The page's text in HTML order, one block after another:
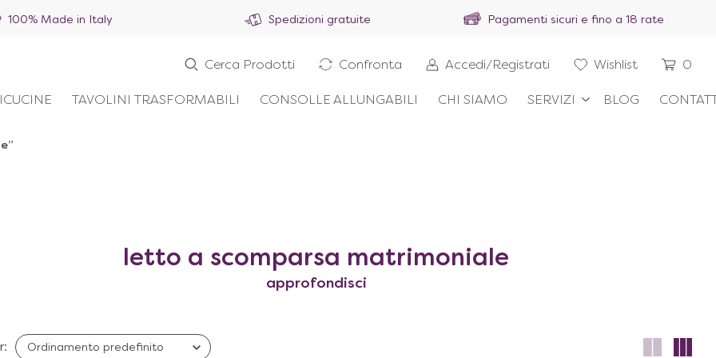
100% Made in Italy Spedizioni gratuite Pagamenti sicuri e fino a 18 rate
TAVOLINI TRASFORMABILI CONSOLLE ALLUNGABILI CHI SIAMO SERVIZI BLOG
Cerca Prodotti Confronta Accedi/Registrati Wishlist 0
letto a scomparsa matrimoniale
approfondisci